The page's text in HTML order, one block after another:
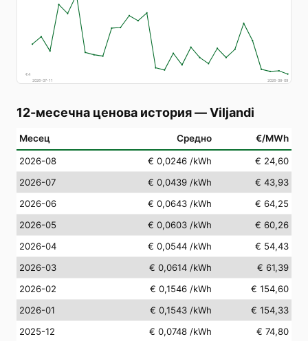
€4
2026-07-11
2026-08-09
12-месечна ценова история—Viljandi
Месец Средно €/MWh
2026-08 € 0,0246 /kWh
€ 24,60
2026-07
€ 0,0439 /kWh
€ 43,93
2026-06
€ 0,0643 /kWh
€ 64,25
2026-05
€ 0,0603 /kWh
€ 60,26
2026-04
€ 0,0544 /kWh
€ 54,43
2026-03
€ 0,0614 /kWh
€ 61,39
2026-02
€ 0,1546 /kWh
€ 154,60
2026-01
€ 0,1543 /kWh
€ 154,33
2025-12
€ 0,0748 /kWh
€ 74,80